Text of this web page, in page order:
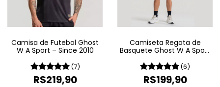
Camisa de Futebol Ghost
W A Sport – Since 2010
(7)
R$219,90
Camiseta Regata de
Basquete Ghost W A Sport
(6)
R$199,90